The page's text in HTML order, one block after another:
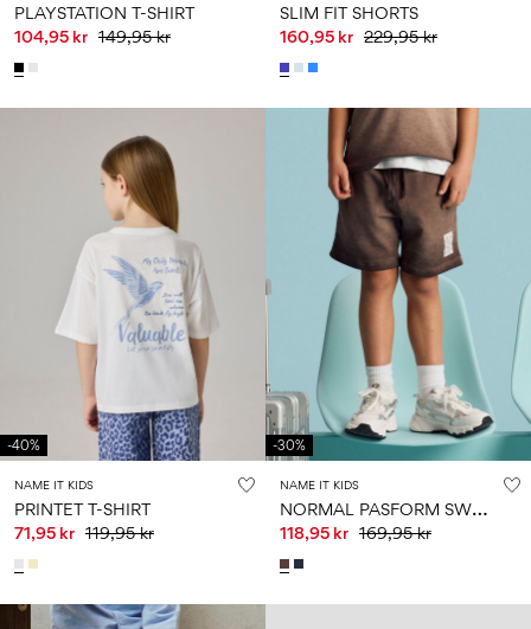
PLAYSTATION T-SHIRT
104,95 kr 149,95 kr
SLIM FIT SHORTS
160,95 kr 229,95 kr
-40%
NAME IT KIDS
PRINTET T-SHIRT
71,95 kr 119,95 kr
-30%
NAME IT KIDS
N
ORMAL PASFORM SWEATSHORTS
118,95 kr 169,95 kr